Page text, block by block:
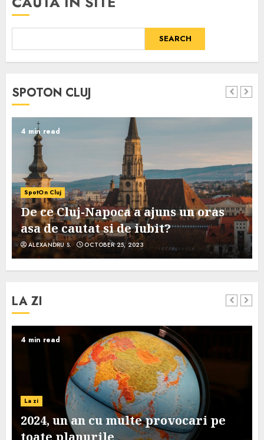
SEARCH
SPOTON CLUJ
4 min read
SpotOn Cluj
De ce Cluj-Napoca a ajuns un oras
asa de cautat si de iubit?
ALEXANDRU S. OCTOBER 25, 2023
LA ZI
4 min read
La zi
2024, un an cu multe provocari pe
toate planurile